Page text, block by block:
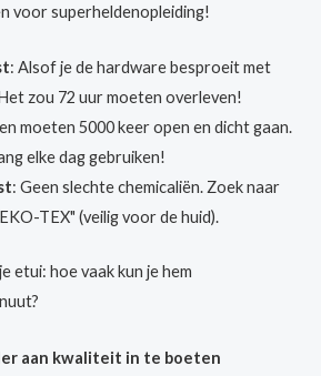
voor superheldenopleiding!
: Alsof je de hardware besproeit met
zou 72 uur moeten overleven!
moeten 5000 keer open en dicht gaan.
elke dag gebruiken!
: Geen slechte chemicaliën. Zoek naar
TEX" (veilig voor de huid).
etui: hoe vaak kun je hem
aan kwaliteit in te boeten